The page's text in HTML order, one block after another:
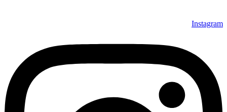
Instagram